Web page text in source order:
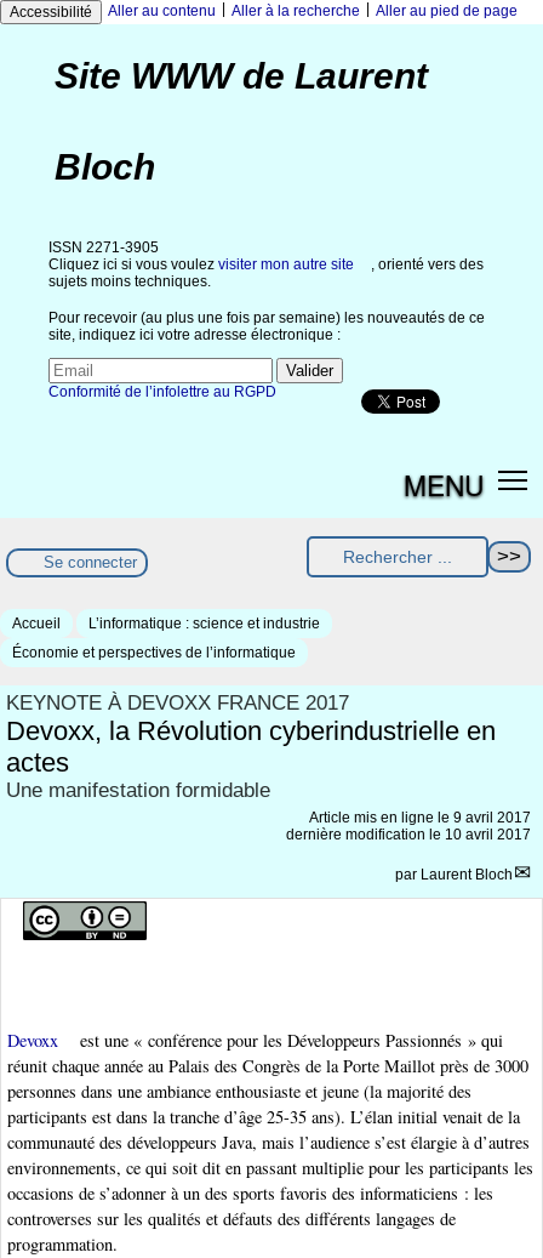
Accessibilité Aller au contenu Aller à la recherche Aller au pied de page
Site WWW de Laurent
Bloch
ISSN 2271-3905
Cliquez ici si vous voulez visiter mon autre site
, orienté vers des
sujets moins techniques.
Pour recevoir (au plus une fois par semaine) les nouveautés de ce
site, indiquez ici votre adresse électronique :
Conformité de l’infolettre au RGPD
MENU
Se connecter
Accueil
L’informatique : science et industrie
Économie et perspectives de l’informatique
KEYNOTE À DEVOXX FRANCE 2017
Devoxx, la Révolution cyberindustrielle en
actes
Une manifestation formidable
Article mis en ligne le 9 avril 2017
dernière modification le 10 avril 2017
par Laurent Bloch
Devoxx
est une « conférence pour les Développeurs Passionnés » qui
réunit chaque année au Palais des Congrès de la Porte Maillot près de 3000
personnes dans une ambiance enthousiaste et jeune (la majorité des
participants est dans la tranche d’âge 25-35 ans). L’élan initial venait de la
communauté des développeurs Java, mais l’audience s’est élargie à d’autres
environnements, ce qui soit dit en passant multiplie pour les participants les
occasions de s’adonner à un des sports favoris des informaticiens : les
controverses sur les qualités et défauts des différents langages de
programmation.